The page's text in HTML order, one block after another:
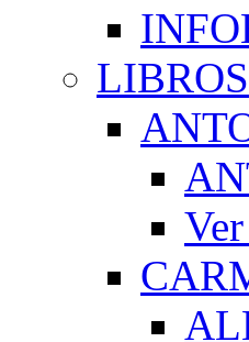
LIBROS